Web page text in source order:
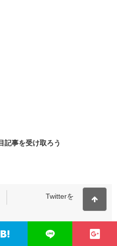
記事を受け取ろう